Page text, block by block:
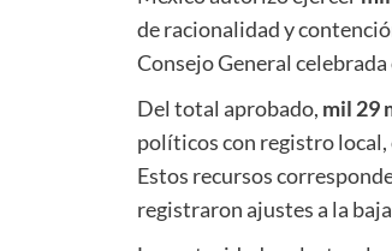
de racionalidad y
Consejo General celebrada
Del total aprobado, mil 29
políticos con registro local,
Estos recursos
registraron ajustes a la